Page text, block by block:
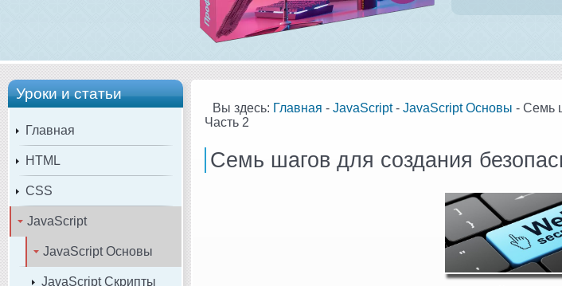
Уроки и статьи
Главная
HTML
CSS
JavaScript
JavaScript Основы
JavaScript Скрипты
Вы здесь: Главная - JavaScript- JavaScript Основы - Семь
Часть 2
Семь шагов для создания